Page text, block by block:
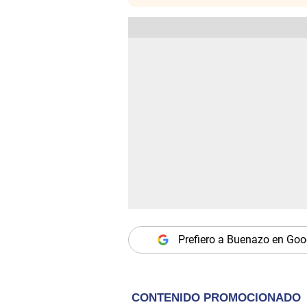
Prefiero a Buenazo en